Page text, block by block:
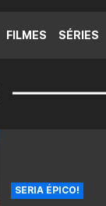
FILMES SÉRIES
SERIA ÉPICO!